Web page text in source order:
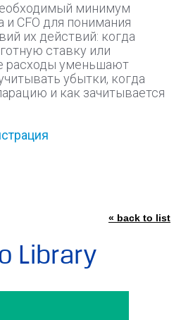
минимум
и CFO для понимания
их действий: когда
ставку или
расходы уменьшают
убытки, когда
и как зачитывается
« back to list
Library